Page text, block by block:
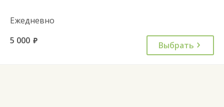
Ежедневно
5 000 руб. Выбрать